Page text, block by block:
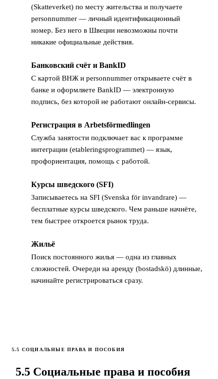
(Skatteverket) по месту жительства и получаете
personnummer — личный идентификационный
номер. Без него в Швеции невозможны почти
никакие официальные действия.
Банковский счёт и BankID
С картой ВНЖ и personnummer открываете счёт в
банке и оформляете BankID — электронную
подпись, без которой не работают онлайн-сервисы.
Регистрация в Arbetsförmedlingen
Служба занятости подключает вас к программе
интеграции (etableringsprogrammet) — язык,
профориентация, помощь с работой.
Курсы шведского (SFI)
Записываетесь на SFI (Svenska för invandrare) —
бесплатные курсы шведского. Чем раньше начнёте,
тем быстрее откроется рынок труда.
Жильё
Поиск постоянного жилья — одна из главных
сложностей. Очереди на аренду (bostadskö) длинные,
начинайте регистрироваться сразу.
5.5 СОЦИАЛЬНЫЕ ПРАВА И ПОСОБИЯ
5.5 Социальные права и пособия